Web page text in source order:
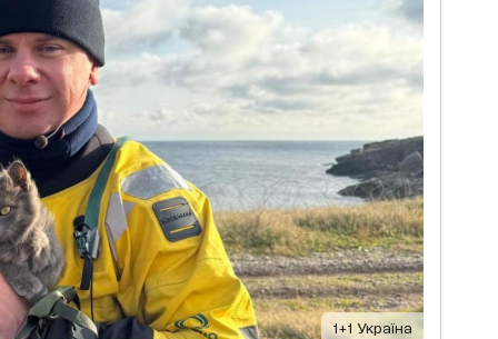
1+1 Україна